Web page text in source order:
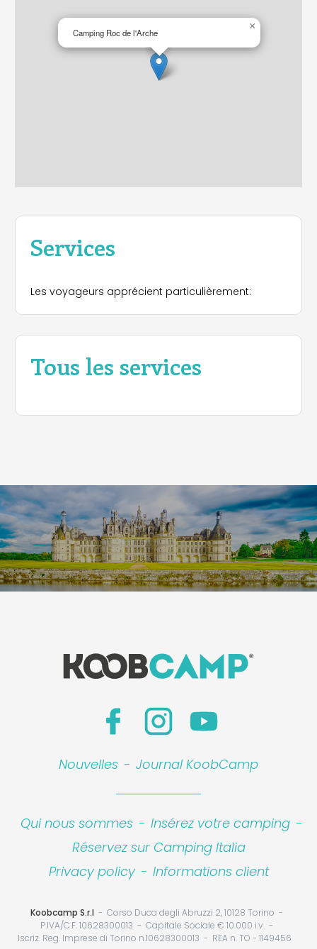
Camping Roc de l'Arche
×
Services
Les voyageurs apprécient particulièrement:
Tous les services
Nouvelles - Journal KoobCamp
Qui nous sommes - Insérez votre camping -
Réservez sur Camping Italia
Privacy policy - Informations client
Koobcamp S.r.l
Corso Duca degli Abruzzi 2, 10128 Torino
P.IVA/C.F. 10628300013
Capitale Sociale € 10.000 i.v.
Iscriz. Reg. Imprese di Torino n.10628300013
REA n. TO - 1149456